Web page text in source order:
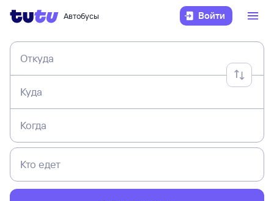
Автобусы Войти
Откуда
Куда
Когда
Кто едет